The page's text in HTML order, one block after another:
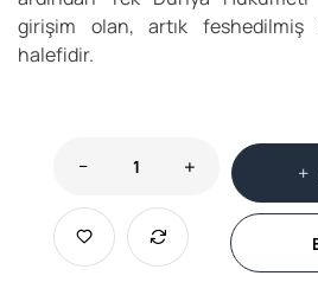
girişim olan, artık feshedilmiş
halefidir.